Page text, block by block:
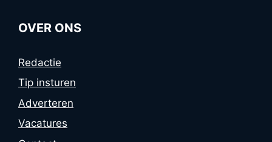
OVER ONS
Redactie
Tip insturen
Adverteren
Vacatures